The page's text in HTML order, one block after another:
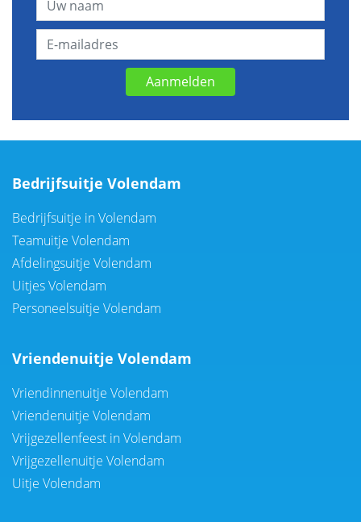
Aanmelden
Bedrijfsuitje Volendam
Bedrijfsuitje in Volendam
Teamuitje Volendam
Afdelingsuitje Volendam
Uitjes Volendam
Personeelsuitje Volendam
Vriendenuitje Volendam
Vriendinnenuitje Volendam
Vriendenuitje Volendam
Vrijgezellenfeest in Volendam
Vrijgezellenuitje Volendam
Uitje Volendam